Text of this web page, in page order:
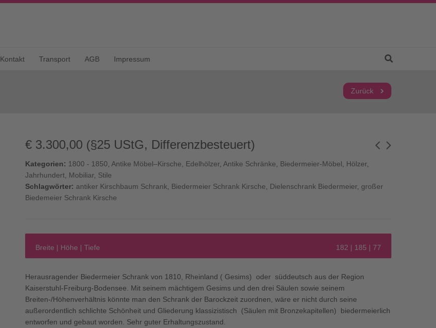
Kontakt Transport AGB Impressum
Zurück
€ 3.300,00 (§25 UStG, Differenzbesteuert)
Kategorien: 1800 - 1850,Antike Möbel–Kirsche, Edelhölzer,Antike Schränke, Biedermeier-Möbel, Hölzer,
Jahrhundert, Mobiliar, Stile
Schlagwörter: antiker Kirschbaum Schrank, Biedermeier Schrank Kirsche, Dielenschrank Biedermeier, großer
Biedemeier Schrank Kirsche
Breite | Höhe | Tiefe 182 | 185 | 77
Herausragender Biedermeier Schrank von 1810, Rheinland ( Gesims) oder süddeutsch aus der Region
Kaiserstuhl-Freiburg-Bodensee. Mit seinem mächtigem Gesims und den drei Säulen sowie seinem
Breiten-/Höhenverhältnis könnte man den Schrank der Barockzeit zuordnen, wäre er nicht durch seine
außerordentlich schlichte Schönheit und Gliederung klassizistisch (Säulen mit Bronzekapitellen) biedermeierlich
entworfen und gebaut worden. Sehr guter Erhaltungszustand.